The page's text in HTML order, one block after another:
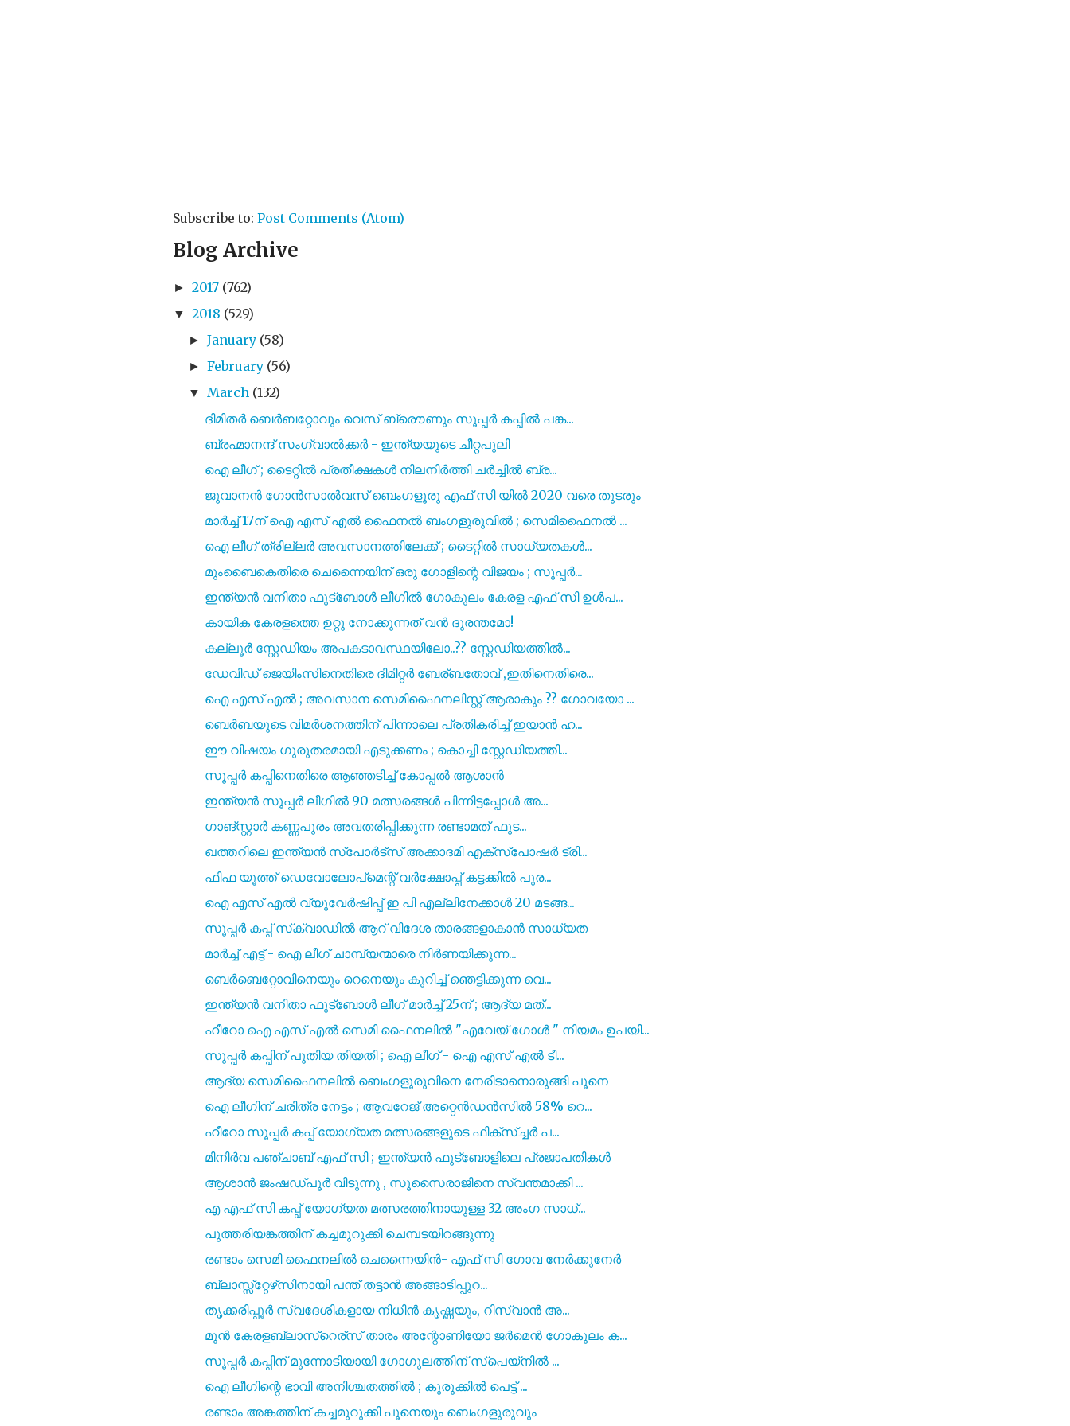
Subscribe to: Post Comments (Atom)
Blog Archive
► 2017 (762)
▼ 2018 (529)
►January (58)
►February (56)
▼ March (132)
ദിമിതർ ബെർബറ്റോവും വെസ് ബ്രൌണും സൂപ്പർ കപ്പിൽ പങ്ക...
ബ്രഹ്മാനന്ദ് സംഗ്വാല്‍ക്കര്‍ - ഇന്ത്യയുടെ ചീറ്റപുലി
ഐ ലീഗ് ; ടൈറ്റിൽ പ്രതീക്ഷകൾ നിലനിർത്തി ചർച്ചിൽ ബ്ര...
ജുവാനൻ ഗോൻസാൽവസ് ബെംഗളൂരു എഫ് സി യിൽ 2020 വരെ തുടരും
മാർച്ച് 17ന് ഐ എസ്‌ എൽ ഫൈനൽ ബംഗളുരുവിൽ ; സെമിഫൈനൽ ...
ഐ ലീഗ് ത്രില്ലർ അവസാനത്തിലേക്ക് ; ടൈറ്റിൽ സാധ്യതകൾ...
മുംബൈകെതിരെ ചെന്നൈയിന് ഒരു ഗോളിന്റെ വിജയം ; സൂപ്പർ...
ഇന്ത്യൻ വനിതാ ഫുട്ബോൾ ലീഗിൽ ഗോകുലം കേരള എഫ് സി ഉൾപ...
കായിക കേരളത്തെ ഉറ്റു നോക്കുന്നത് വൻ ദുരന്തമോ!
കല്ലൂർ സ്റ്റേഡിയം അപകടാവസ്ഥയിലോ..?? സ്റ്റേഡിയത്തിൽ...
ഡേവിഡ് ജെയിംസിനെതിരെ ദിമിറ്റർ ബേര്ബതോവ് ,ഇതിനെതിരെ...
ഐ എസ്‌ എൽ ; അവസാന സെമിഫൈനലിസ്റ്റ് ആരാകും ?? ഗോവയോ ...
ബെർബയുടെ വിമർശനത്തിന് പിന്നാലെ പ്രതികരിച്ച് ഇയാൻ ഹ...
ഈ വിഷയം ഗുരുതരമായി എടുക്കണം ; കൊച്ചി സ്റ്റേഡിയത്തി...
സൂപ്പർ കപ്പിനെതിരെ ആഞ്ഞടിച്ച് കോപ്പൽ ആശാൻ
ഇന്ത്യൻ സൂപ്പർ ലീഗിൽ 90 മത്സരങ്ങൾ പിന്നിട്ടപ്പോൾ അ...
ഗാങ്സ്റ്റാർ കണ്ണപുരം അവതരിപ്പിക്കുന്ന രണ്ടാമത് ഫുട...
ഖത്തറിലെ ഇന്ത്യൻ സ്പോർട്സ് അക്കാദമി എക്സ്പോഷർ ട്രി...
ഫിഫ യൂത്ത് ഡെവോലോപ്മെന്റ് വർക്ഷോപ്പ് കട്ടക്കിൽ പുര...
ഐ എസ്‌ എൽ വ്യൂവേർഷിപ്പ് ഇ പി എല്ലിനേക്കാൾ 20 മടങ്ങ...
സൂപ്പർ കപ്പ് സ്‌ക്വാഡിൽ ആറ് വിദേശ താരങ്ങളാകാൻ സാധ്യത
മാർച്ച് എട്ട് - ഐ ലീഗ് ചാമ്പ്യന്മാരെ നിർണയിക്കുന്ന...
ബെർബെറ്റോവിനെയും റെനെയും കുറിച്ച് ഞെട്ടിക്കുന്ന വെ...
ഇന്ത്യൻ വനിതാ ഫുട്ബോൾ ലീഗ് മാർച്ച് 25ന് ; ആദ്യ മത്...
ഹീറോ ഐ എസ്‌ എൽ സെമി ഫൈനലിൽ "എവേയ് ഗോൾ " നിയമം ഉപയി...
സൂപ്പർ കപ്പിന് പുതിയ തിയതി ; ഐ ലീഗ് - ഐ എസ്‌ എൽ ടീ...
ആദ്യ സെമിഫൈനലിൽ ബെംഗളൂരുവിനെ നേരിടാനൊരുങ്ങി പൂനെ
ഐ ലീഗിന് ചരിത്ര നേട്ടം ; ആവറേജ് അറ്റെൻഡൻസിൽ 58% റെ...
ഹീറോ സൂപ്പർ കപ്പ് യോഗ്യത മത്സരങ്ങളുടെ ഫിക്സ്ച്ചർ പ...
മിനിർവ പഞ്ചാബ് എഫ് സി ; ഇന്ത്യൻ ഫുട്ബോളിലെ പ്രജാപതികൾ
ആശാൻ ജംഷഡ്‌പൂർ വിടുന്നു , സൂസൈരാജിനെ സ്വന്തമാക്കി ...
എ എഫ് സി കപ്പ് യോഗ്യത മത്സരത്തിനായുള്ള 32 അംഗ സാധ്...
പുത്തരിയങ്കത്തിന് കച്ചമുറുക്കി ചെമ്പടയിറങ്ങുന്നു
രണ്ടാം സെമി ഫൈനലിൽ ചെന്നൈയിൻ- എഫ് സി ഗോവ നേർക്കുനേർ
ബ്ലാസ്സ്‌റ്റേഴ്‌സിനായി പന്ത് തട്ടാന്‍ അങ്ങാടിപ്പുറ...
തൃക്കരിപ്പൂർ സ്വദേശികളായ നിധിൻ കൃഷ്ണയും, റിസ്വാൻ അ...
മുൻ കേരളബ്ലാസ്റെര്സ് താരം അന്റോണിയോ ജർമെൻ ഗോകുലം ക...
സൂപ്പർ കപ്പിന് മുന്നോടിയായി ഗോഗുലത്തിന് സ്പെയ്നിൽ ...
ഐ ലീഗിന്റെ ഭാവി അനിശ്ചതത്തിൽ ; കുരുക്കിൽ പെട്ട് ...
രണ്ടാം അങ്കത്തിന് കച്ചമുറുക്കി പൂനെയും ബെംഗളുരുവും